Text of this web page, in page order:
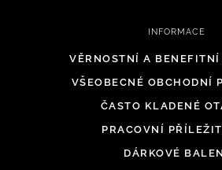
INFORMACE
VĚRNOSTNÍ A BENEFITNÍ
VŠEOBECNÉ OBCHODNÍ
ČASTO KLADENÉ
PRACOVNÍ
DÁRKOVÉ